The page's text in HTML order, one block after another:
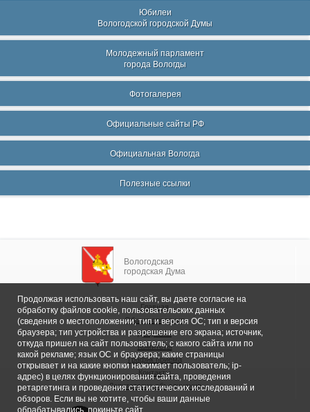
Юбилеи
Вологодской городской Думы
Молодежный парламент
города Вологды
Фотогалерея
Официальные сайты РФ
Официальная Вологда
Полезные ссылки
Вологодская
городская Дума
Главная
Общие сведения
Депутаты
Комитеты
График приема
Контакты
Депутатские объединения
Продолжая использовать наш сайт, вы даете согласие на
обработку файлов cookie, пользовательских данных
(сведения о местоположении; тип и версия ОС; тип и версия
браузера; тип устройства и разрешение его экрана; источник,
откуда пришел на сайт пользователь; с какого сайта или по
какой рекламе; язык ОС и браузера; какие страницы
открывает и на какие кнопки нажимает пользователь; ip-
адрес) в целях функционирования сайта, проведения
ретаргетинга и проведения статистических исследований и
обзоров. Если вы не хотите, чтобы ваши данные
обрабатывались, покиньте сайт